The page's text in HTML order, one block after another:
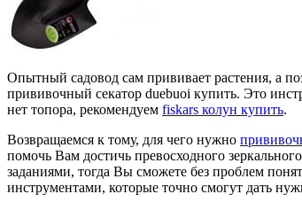
Опытный садовод сам прививает растения, а
прививочный секатор duebuoi купить. Это
нет топора, рекомендуем fiskars колун купить.
Возвращаемся к тому, для чего нужно
помочь Вам достичь превосходного
заданиями, тогда Вы сможете без проблем
инструментами, которые точно смогут дать